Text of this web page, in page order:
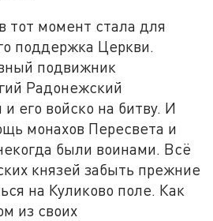
тот момент стала для
поддержка Церкви.
подвижник
Радонежский
и его войско на битву. И
монахов Пересвета и
были воинами. Всё
князей забыть прежние
на Куликово поле. Как
из своих